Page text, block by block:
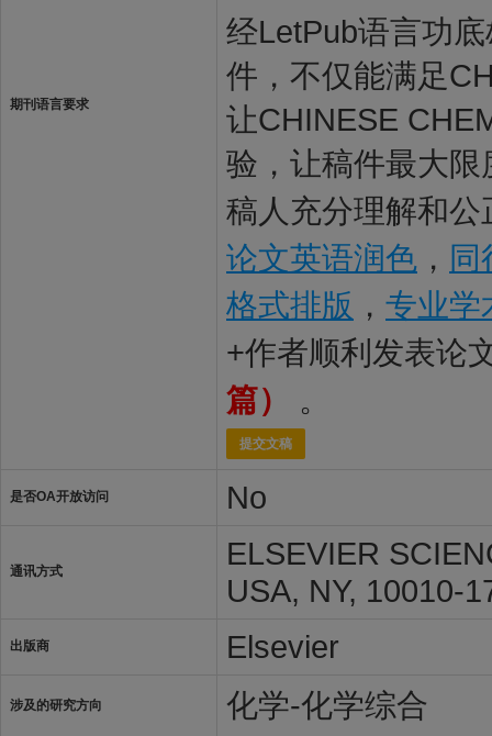
期刊语言要求
经LetPub语言功
件，不仅能满足
让CHINESE
验，让稿件最大
稿人充分理解和
论文英语润色 ， 同
格式排版 ， 专业学
+作者顺利发表论
篇）
。
提交文稿
是否OA开放访问 No
通讯方式
ELSEVIER
USA, NY, 10010-
出版商 Elsevier
涉及的研究方向 化学-化学综合